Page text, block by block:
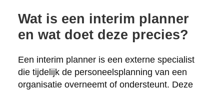
Wat is een interim planner
en wat doet deze precies?
Een interim planner is een externe specialist
die tijdelijk de personeelsplanning van een
organisatie overneemt of ondersteunt. Deze